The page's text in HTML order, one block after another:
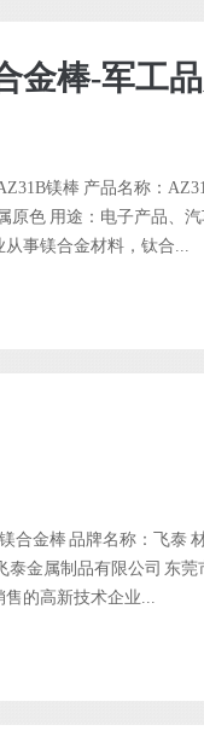
金棒-军工
镁棒 产品名称：
原色 用途：电子产品、
从事镁合金材料，钛合...
合金棒 品牌名称：飞泰
泰金属制品有限公司 东
的高新技术企业...